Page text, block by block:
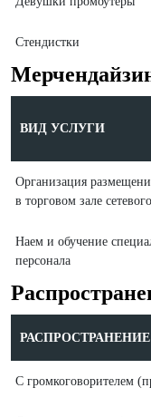
Стендистки
ВИД УСЛУГИ
Организация
в торговом зале
Наем и обучение
персонала
С громкоговорителем